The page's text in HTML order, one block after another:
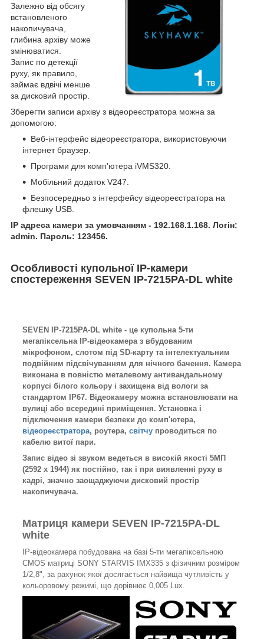
Залежно від обсягу
встановленого
накопичувача,
глибина архіву може
змінюватися.
Запис по детекції
руху, як правило,
займає вдвічі менше
за дисковий простір.
Зберегти записи архіву з відеореєстратора можна за
допомогою:
Веб-інтерфейс відеореєстратора, використовуючи
інтернет браузер.
Програми для комп'ютера iVMS320.
Мобільний додаток V247.
Безпосередньо з інтерфейсу відеореєстратора на
флешку USB.
IP адреса камери за умовчанням - 192.168.1.168. Логін:
admin. Пароль: 123456.
Особливості купольної IP-камери
спостереження SEVEN IP-7215PA-DL white
SEVEN IP-7215PA-DL white - це купольна 5-ти
мегапіксельна IP-відеокамера з вбудованим
мікрофоном, слотом під SD-карту та інтелектуальним
подвійним підсвічуванням для нічного бачення. Камера
виконана в повністю металевому антивандальному
корпусі білого кольору і захищена від вологи за
стандартом IP67. Відеокамеру можна встановлювати на
вулиці або всередині приміщення. Установка і
підключення камери безпеки до комп'ютера,
відеореєстратора, роутера, світчу проводиться по
кабелю витої пари.
Запис відео зі звуком ведеться в високій якості 5МП
(2592 x 1944) як постійно, так і при виявленні руху в
кадрі, значно заощаджуючи дисковий простір
накопичувача.
Матриця камери SEVEN IP-7215PA-DL
white
IP-відеокамера побудована на базі 5-ти мегапіксельною
CMOS матриці SONY STARVIS IMX335 з фізичним розміром
1/2,8", за рахунок якої досягається найвища чутливість у
кольоровому режимі, що дорівнює 0,005 Lux.